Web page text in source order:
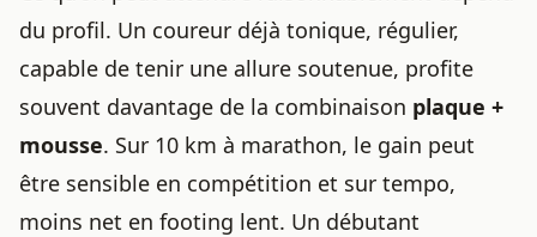
du profil. Un coureur déjà tonique, régulier,
capable de tenir une allure soutenue, profite
souvent davantage de la combinaison plaque +
mousse. Sur 10 km à marathon, le gain peut
être sensible en compétition et sur tempo,
moins net en footing lent. Un débutant